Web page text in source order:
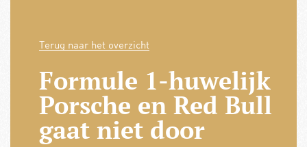
Terug naar het overzicht
Formule 1-huwelijk
Porsche en Red Bull
gaat niet door